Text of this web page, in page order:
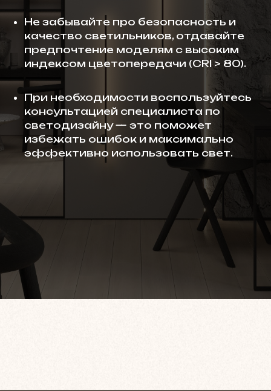
Не забывайте про безопасность и
качество светильников, отдавайте
предпочтение моделям с высоким
индексом цветопередачи (CRI > 80).
При необходимости воспользуйтесь
консультацией специалиста по
светодизайну — это поможет
избежать ошибок и максимально
эффективно использовать свет.